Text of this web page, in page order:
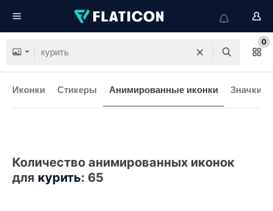
0
Иконки Стикеры Анимированные иконки Значки
Количество анимированных иконок
для курить: 65